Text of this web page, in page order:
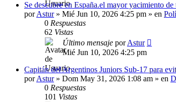
Se descubre en España.el mayor yacimiento
porAstur» Mié Jun 10, 2026 4:25 pm » en
0 Respuestas
62 Vistas
Último mensaje porAstur
Mié Jun 10, 2026 4:25 pm
Capitán del Argentinos Juniors Sub-17 para
porAstur» Dom May 31, 2026 1:08 am » en
0 Respuestas
101 Vistas